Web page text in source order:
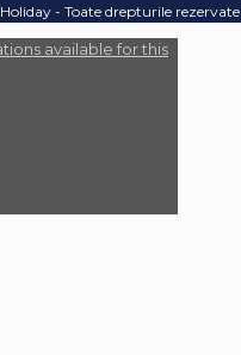
- Toate drepturile rezervate
available for this